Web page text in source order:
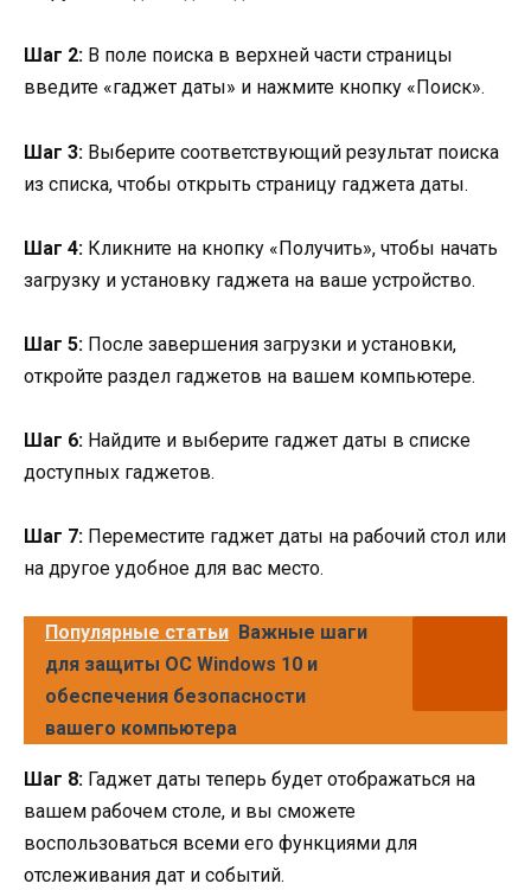
Шаг 2: В поле поиска в верхней части страницы
введите «гаджет даты» и нажмите кнопку «Поиск».
Шаг 3: Выберите соответствующий результат поиска
из списка, чтобы открыть страницу гаджета даты.
Шаг 4: Кликните на кнопку «Получить», чтобы начать
загрузку и установку гаджета на ваше устройство.
Шаг 5: После завершения загрузки и установки,
откройте раздел гаджетов на вашем компьютере.
Шаг 6: Найдите и выберите гаджет даты в списке
доступных гаджетов.
Шаг 7: Переместите гаджет даты на рабочий стол или
на другое удобное для вас место.
Популярные статьи Важные шаги
для защиты ОС Windows 10 и
обеспечения безопасности
вашего компьютера
Шаг 8: Гаджет даты теперь будет отображаться на
вашем рабочем столе, и вы сможете
воспользоваться всеми его функциями для
отслеживания дат и событий.